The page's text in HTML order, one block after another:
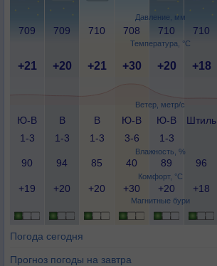
Давление, мм
Температура, °C
Ветер, метр/с
Влажность, %
Комфорт, °C
Магнитные бури
709 709 710 708 710 710
+21 +20 +21 +30 +20 +18
Ю-В
1-3
В
1-3
В
1-3
Ю-В
3-6
Ю-В
1-3
Штиль
90 94 85 40 89 96
+19 +20 +20 +30 +20 +18
Погода сегодня
Прогноз погоды на завтра